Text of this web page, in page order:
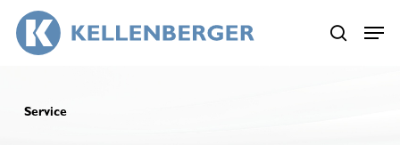
search
Menu
Service